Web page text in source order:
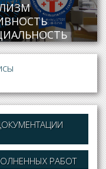
РАБОТ